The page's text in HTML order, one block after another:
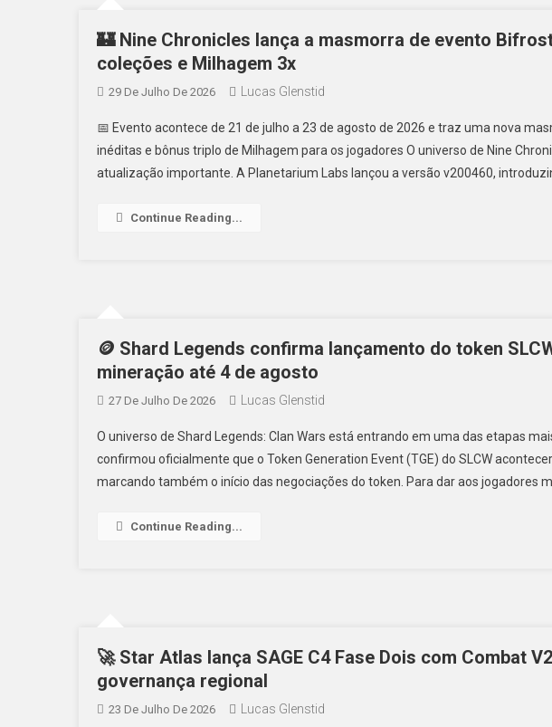
🏰 Nine Chronicles lança a masmorra de evento
coleções e Milhagem 3x
29 De Julho De 2026 Lucas Glenstid
📅 Evento acontece de 21 de julho a 23 de agosto de 2026 e traz uma nova
inéditas e bônus triplo de Milhagem para os jogadores O universo de Nine
atualização importante. A Planetarium Labs lançou a versão v200460,
Continue Reading...
🪙 Shard Legends confirma lançamento do token
mineração até 4 de agosto
27 De Julho De 2026 Lucas Glenstid
O universo de Shard Legends: Clan Wars está entrando em uma das etapas
confirmou oficialmente que o Token Generation Event (TGE) do SLCW
marcando também o início das negociações do token. Para dar aos jogadores
Continue Reading...
🚀 Star Atlas lança SAGE C4 Fase Dois com Combat
governança regional
23 De Julho De 2026 Lucas Glenstid